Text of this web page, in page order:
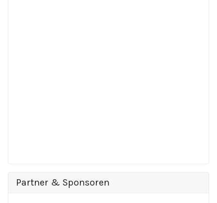
Partner & Sponsoren